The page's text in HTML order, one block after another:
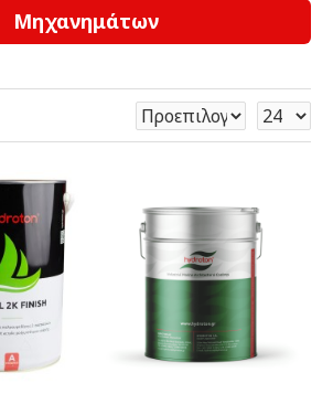
Μηχανημάτων